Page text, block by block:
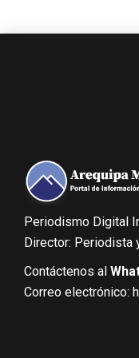
Periodismo Digital
Director: Periodista
Contáctenos al
Correo electrónico: